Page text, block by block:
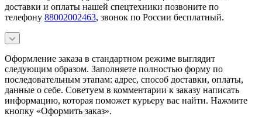
доставки и оплаты нашей спецтехники позвоните по
телефону 88002002463, звонок по России бесплатный.
Оформление заказа в стандартном режиме выглядит
следующим образом. Заполняете полностью форму по
последовательным этапам: адрес, способ доставки, оплаты,
данные о себе. Советуем в комментарии к заказу написать
информацию, которая поможет курьеру вас найти. Нажмите
кнопку «Оформить заказ».